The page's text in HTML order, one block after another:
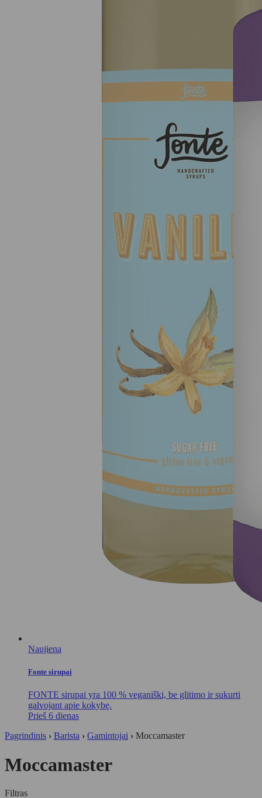
Naujiena
Fonte sirupai
FONTE sirupai yra 100 % veganiški, be glitimo ir sukurti
galvojant apie kokybę.
Prieš 6 dienas
Pagrindinis › Barista › Gamintojai › Moccamaster
Moccamaster
Filtras